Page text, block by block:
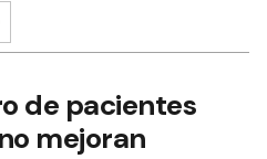
de pacientes
mejoran